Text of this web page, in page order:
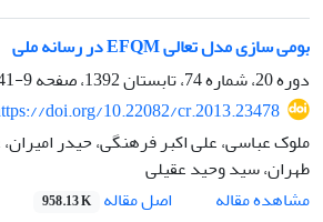
بومی سازی مدل تعالی EFQM در رسانه ملی
دوره 20، شماره 74، تابستان 1392، صفحه
9-41
doi.org/10.22082/cr.2013.23478
ملوک عباسی، علی اکبر فرهنگی، حیدر امیران،
طهران، سید وحید عقیلی
مشاهده مقاله
اصل مقاله 958.13 K